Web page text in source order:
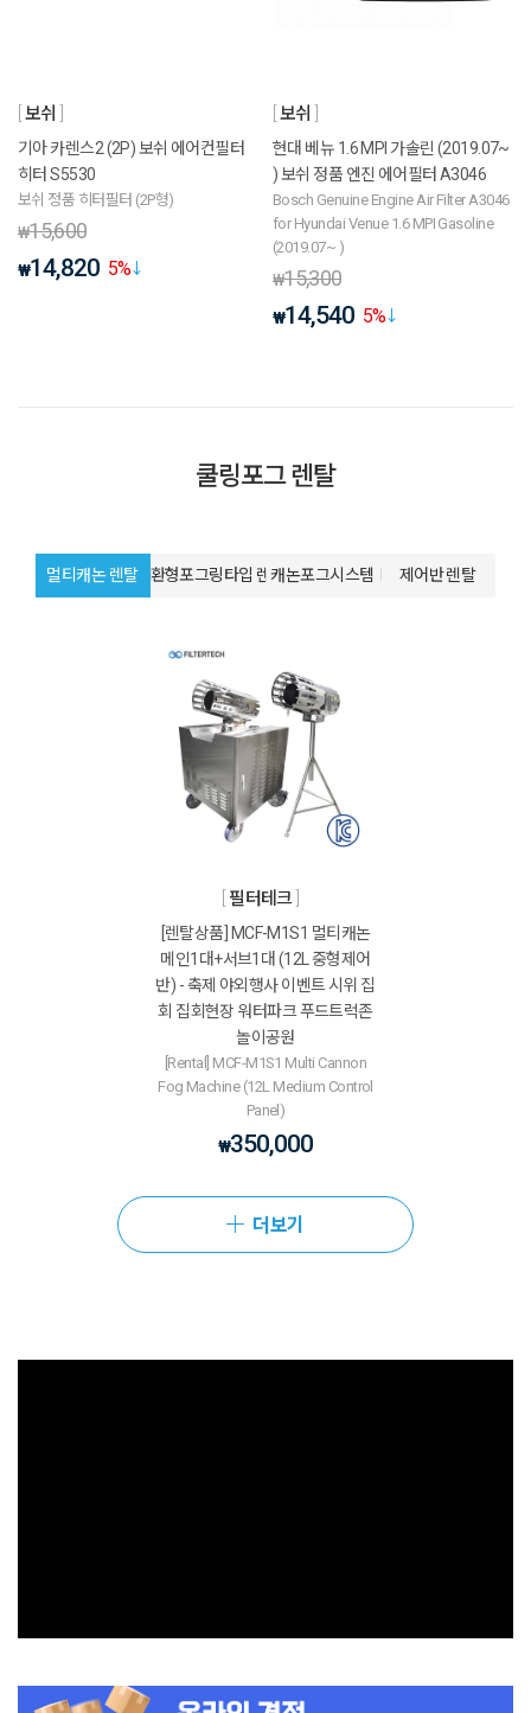
보쉬
기아 카렌스2 (2P) 보쉬 에어컨필터
히터 S5530
보쉬 정품 히터필터 (2P형)
₩15,600
₩14,820 5%
보쉬
현대 베뉴 1.6 MPI 가솔린 (2019.07~
) 보쉬 정품 엔진 에어필터 A3046
Bosch Genuine Engine Air Filter A3046
for Hyundai Venue 1.6 MPI Gasoline
(2019.07~ )
₩15,300
₩14,540 5%
쿨링포그 렌탈
멀티캐논 렌탈 환형포그링타입 렌탈캐논포그시스템 제어반 렌탈
필터테크
[렌탈상품] MCF-M1S1 멀티캐논
메인1대+서브1대 (12L 중형제어
반) - 축제 야외행사 이벤트 시위 집
회 집회현장 워터파크 푸드트럭존
놀이공원
[Rental] MCF-M1S1 Multi Cannon
Fog Machine (12L Medium Control
Panel)
₩350,000
더보기